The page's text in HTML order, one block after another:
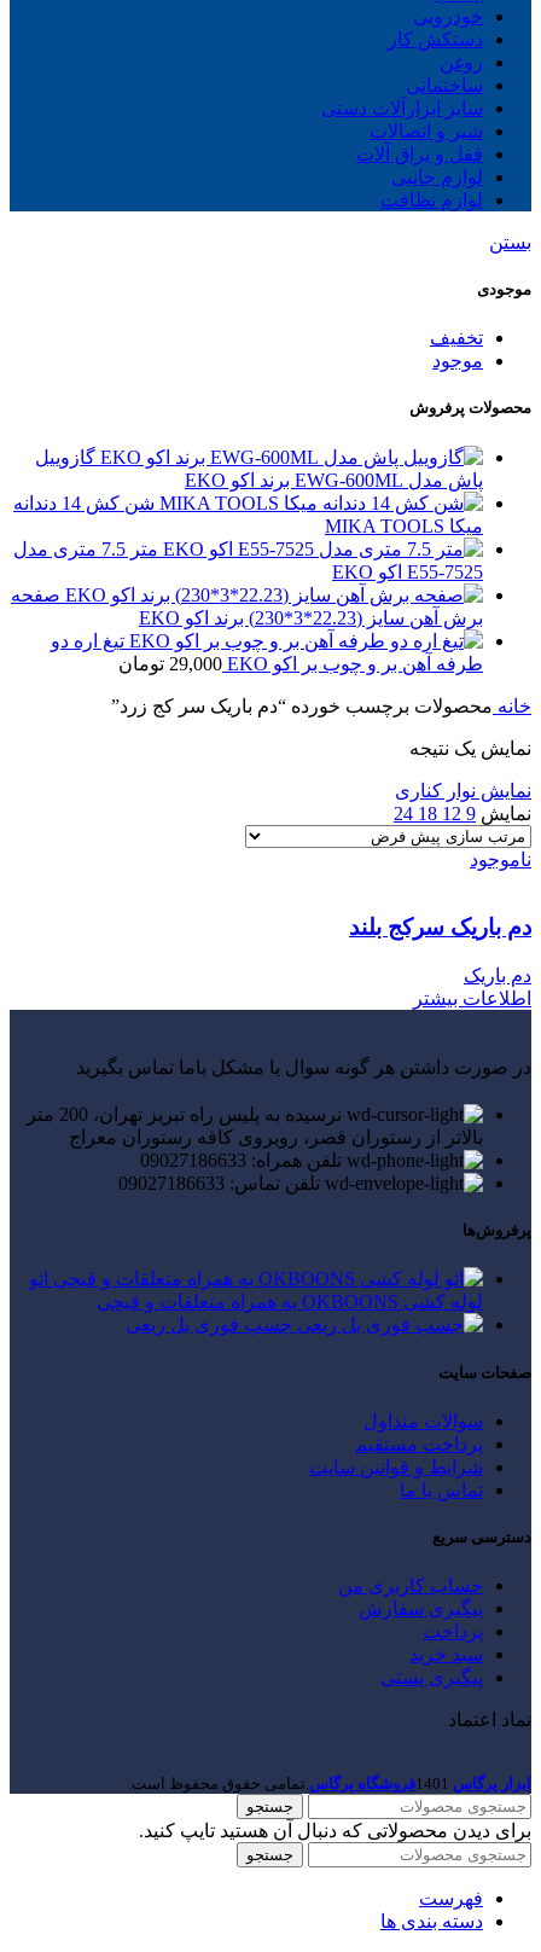
خودرویی
دستکش کار
روغن
ساختمانی
سایز ابزارآلات دستی
شیر و اتصالات
قفل و یراق آلات
لوازم جانبی
لوازم نظافت
بستن
موجودی
تخفیف
موجود
محصولات پرفروش
گازوییل
پاش مدل EWG-600ML برند اکو EKO
شن کش 14 دندانه
میکا MIKA TOOLS
متر 7.5 متری مدل
E55-7525 اکو EKO
صفحه
برش آهن سایز (22.23*3*230) برند اکو EKO
تیغ اره دو
طرفه آهن بر و چوب بر اکو EKO
29,000 تومان
خانه محصولات برچسب خورده “دم باریک سر کج زرد”
نمایش یک نتیجه
نمایش نوار کناری
نمایش 9
12
18
24
ناموجود
دم باریک سرکج بلند
دم باریک
اطلاعات بیشتر
در صورت داشتن هر گونه سوال یا مشکل باما تماس بگیرید
نرسیده به پلیس راه تبریز تهران، 200 متر
بالاتر از رستوران قصر، روبروی کافه رستوران معراج
تلفن همراه: 09027186633
تلفن تماس: 09027186633
پرفروش‌ها
اتو
لوله کشی OKBOONS به همراه متعلقات و قیچی
چسب فوری بل ربعی
صفحات سایت
سوالات متداول
پرداخت مستقیم
شرایط و قوانین سایت
تماس با ما
دسترسی سریع
حساب کاربری من
پیگیری سفارش
پرداخت
سبد خرید
پیگیری پستی
نماد اعتماد
ابزار پرگاس 1401فروشگاه پرگاس.تمامی حقوق محفوظ است.
جستجو
برای دیدن محصولاتی که دنبال آن هستید تایپ کنید.
جستجو
فهرست
دسته بندی ها